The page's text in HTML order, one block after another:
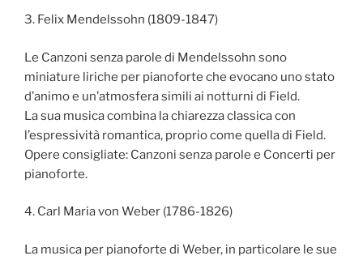
3. Felix Mendelssohn (1809-1847)
Le Canzoni senza parole di Mendelssohn sono
miniature liriche per pianoforte che evocano uno stato
d’animo e un’atmosfera simili ai notturni di Field.
La sua musica combina la chiarezza classica con
l’espressività romantica, proprio come quella di Field.
Opere consigliate: Canzoni senza parole e Concerti per
pianoforte.
4. Carl Maria von Weber (1786-1826)
La musica per pianoforte di Weber, in particolare le sue